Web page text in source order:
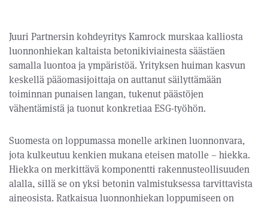
Juuri Partnersin kohdeyritys Kamrock murskaa kalliosta
luonnonhiekan kaltaista betonikiviainesta säästäen
samalla luontoa ja ympäristöä. Yrityksen huiman kasvun
keskellä pääomasijoittaja on auttanut säilyttämään
toiminnan punaisen langan, tukenut päästöjen
vähentämistä ja tuonut konkretiaa ESG-työhön.
Suomesta on loppumassa monelle arkinen luonnonvara,
jota kulkeutuu kenkien mukana eteisen matolle – hiekka.
Hiekka on merkittävä komponentti rakennusteollisuuden
alalla, sillä se on yksi betonin valmistuksessa tarvittavista
aineosista. Ratkaisua luonnonhiekan loppumiseen on